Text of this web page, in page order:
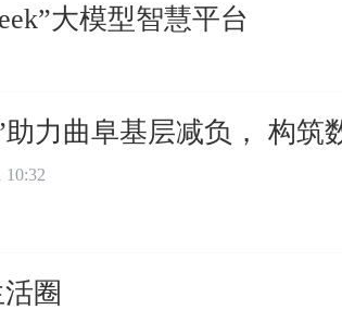
大模型智慧平台
力曲阜基层减负， 构筑
10:32
圈